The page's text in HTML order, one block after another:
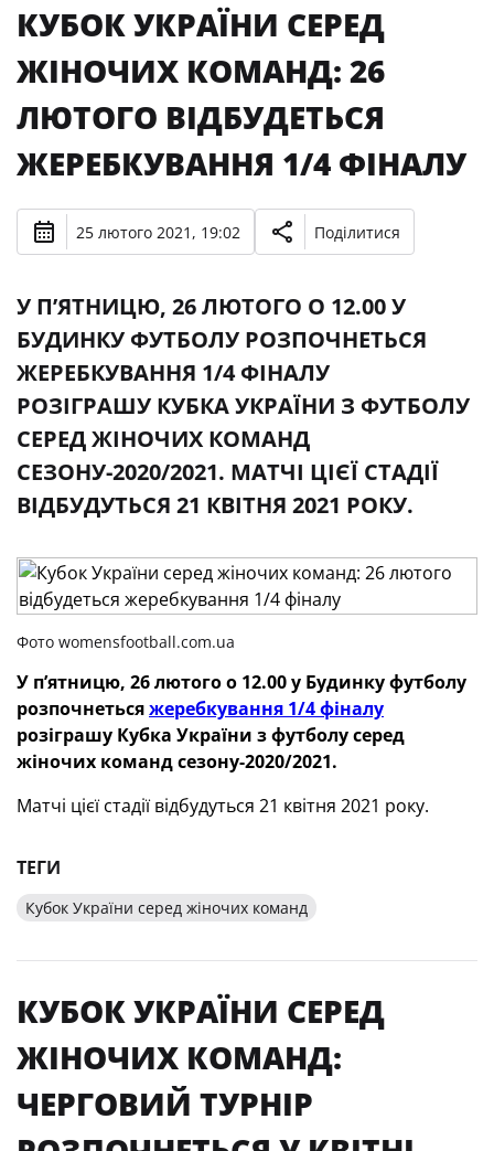
КУБОК УКРАЇНИ СЕРЕД
ЖІНОЧИХ КОМАНД: 26
ЛЮТОГО ВІДБУДЕТЬСЯ
ЖЕРЕБКУВАННЯ 1/4 ФІНАЛУ
25 лютого 2021, 19:02 Поділитися
У П’ЯТНИЦЮ, 26 ЛЮТОГО О 12.00 У
БУДИНКУ ФУТБОЛУ РОЗПОЧНЕТЬСЯ
ЖЕРЕБКУВАННЯ 1/4 ФІНАЛУ
РОЗІГРАШУ КУБКА УКРАЇНИ З ФУТБОЛУ
СЕРЕД ЖІНОЧИХ КОМАНД
СЕЗОНУ-2020/2021. МАТЧІ ЦІЄЇ СТАДІЇ
ВІДБУДУТЬСЯ 21 КВІТНЯ 2021 РОКУ.
Фото womensfootball.com.ua
У п’ятницю, 26 лютого о 12.00 у Будинку футболу
розпочнетьсяжеребкування 1/4 фіналу
розіграшу Кубка України з футболу серед
жіночих команд сезону-2020/2021.
Матчі цієї стадії відбудуться 21 квітня 2021 року.
ТЕГИ
Кубок України серед жіночих команд
КУБОК УКРАЇНИ СЕРЕД
ЖІНОЧИХ КОМАНД:
ЧЕРГОВИЙ ТУРНІР